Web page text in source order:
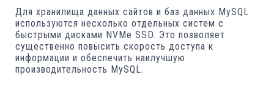
Для хранилища данных сайтов и баз данных MySQL
используются несколько отдельных систем c
быстрыми дисками NVMe SSD. Это позволяет
существенно повысить скорость доступа к
информации и обеспечить наилучшую
производительность MySQL.